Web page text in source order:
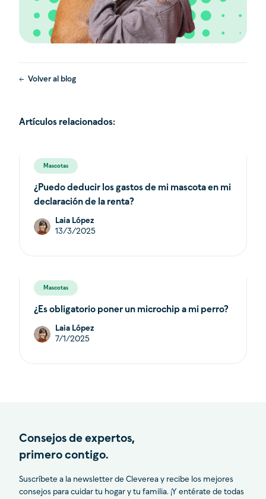
Volver al blog
Artículos relacionados:
Mascotas
¿Puedo deducir los gastos de mi mascota en mi
declaración de la renta?
Laia López
13/3/2025
Mascotas
¿Es obligatorio poner un microchip a mi perro?
Laia López
7/1/2025
Consejos de expertos,
primero contigo.
Suscríbete a la newsletter de Cleverea y recibe los mejores
consejos para cuidar tu hogar y tu familia. ¡Y entérate de todas